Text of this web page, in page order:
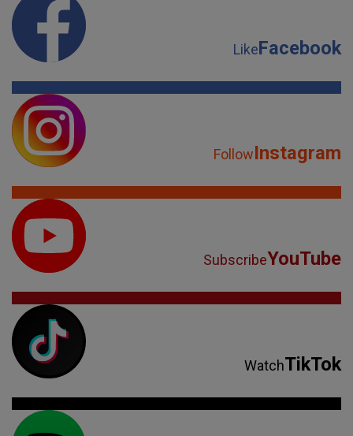
LikeFacebook
FollowInstagram
SubscribeYouTube
WatchTikTok